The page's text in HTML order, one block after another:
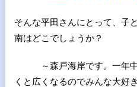
そんな平田さんにとって、子
南はどこでしょうか？
～森戸海岸です。一年中
くと広くなるのでみんな大好